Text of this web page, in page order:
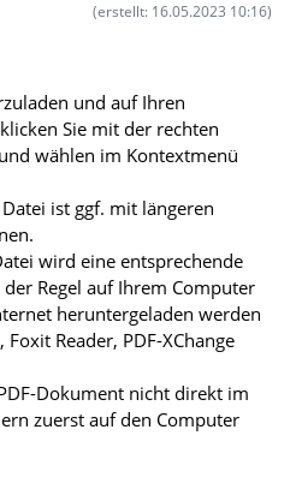
(erstellt: 16.05.2023 10:16)
und auf Ihren
Sie mit der rechten
wählen im Kontextmenü
ist ggf. mit längeren
wird eine entsprechende
Regel auf Ihrem Computer
heruntergeladen werden
Reader, PDF-XChange
Dokument nicht direkt im
zuerst auf den Computer